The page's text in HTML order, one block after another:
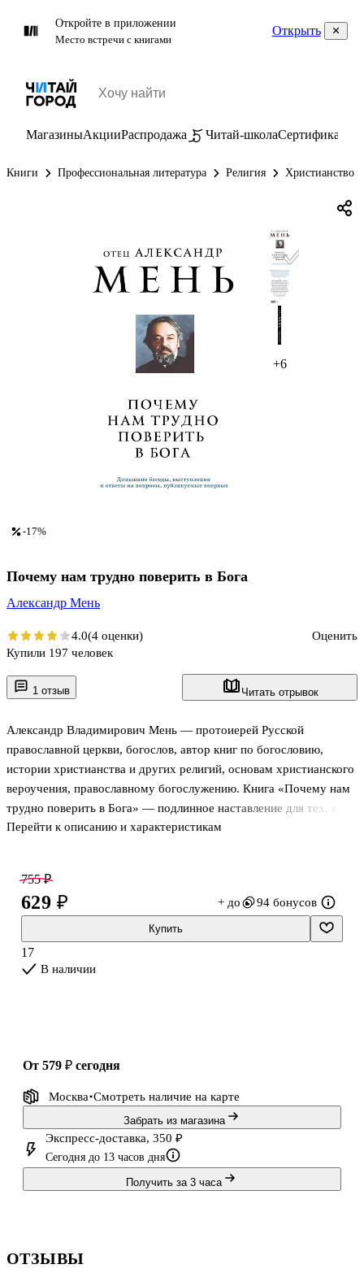
Откройте в приложении
Место встречи с книгами
Открыть
МагазиныАкцииРаспродажа Читай-школаСертификаты
Книги Профессиональная литература Религия Христианство
+6
1 отзыв Читать отрывок
Александр Владимирович Мень — протоиерей Русской
православной церкви, богослов, автор книг по богословию,
истории христианства и других религий, основам христианского
вероучения, православному богослужению. Книга «Почему нам
трудно поверить в Бога» — подлинное наставление для тех, кто
ищет путь и укрепление в вере, составленная в формате
поверить в Бога?». «Подсознательно верят все, — говорил он. —
Подсознательно каждый из нас ощущает, что есть глубочайший
смысл бытия. Наше существование и существование мира имеет
с этим смыслом прямую связь. Разумно верующий человек
Перейти к описанию и характеристикам
-17%
Почему нам трудно поверить в Бога
Александр Мень
4.0(4 оценки)
Оценить
Купили 197 человек
755 ₽
629 ₽ + до 94 бонусов
Купить
17
В наличии
от 579 ₽ сегодня
Москва Смотреть наличие на карте
Забрать из магазина
Экспресс-доставка, 350 ₽
Сегодня до 13 часов дня
Получить за 3 часа
ОТЗЫВЫ